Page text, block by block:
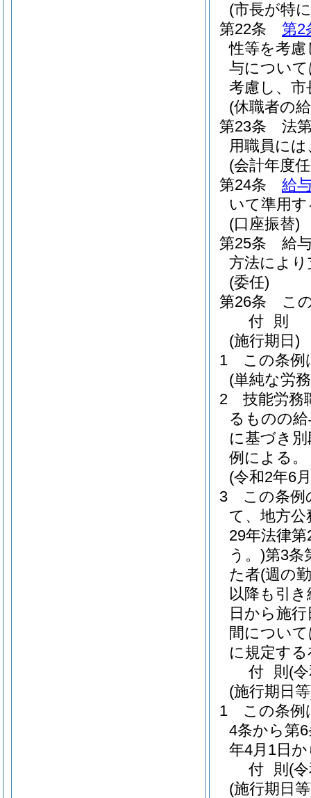
(市長が特
第22条
第2
性等を考
与につい
考慮し、
(休職者の
第23条
法
用職員に
(会計年度
第24条
給
いて準用
(口座振替)
第25条
給
方法によ
(委任)
第26条
こ
付 則
(施行期日)
1
この条例
(単純な労
2
技能労務
るものの
に基づき
例による。
(令和2年6
3
この条例
て、地方
29年法律第
う。)第3条
た者(週の
以降も引
日から施
間につい
に規定す
付 則 (
(施行期日
1
この条例
4条から第
年4月1日
付 則 (
(施行期日